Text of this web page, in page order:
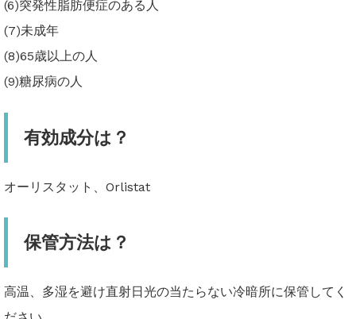
(6)突発性脂肪便症のある人
(7)未成年
(8)65歳以上の人
(9)糖尿病の人
有効成分は？
オーリスタット、Orlistat
保管方法は？
高温、多湿を避け直射日光の当たらない冷暗所に保管してく